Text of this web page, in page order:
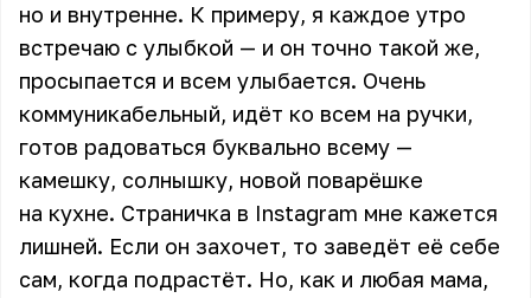
но и внутренне. К примеру, я каждое утро
встречаю с улыбкой — и он точно такой же,
просыпается и всем улыбается. Очень
коммуникабельный, идёт ко всем на ручки,
готов радоваться буквально всему —
камешку, солнышку, новой поварёшке
на кухне. Страничка в Instagram мне кажется
лишней. Если он захочет, то заведёт её себе
сам, когда подрастёт. Но, как и любая мама,